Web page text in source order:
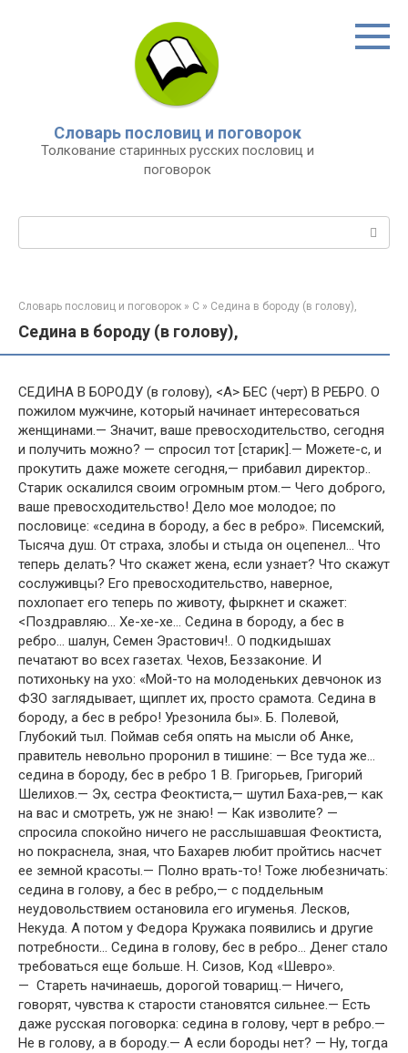
Словарь пословиц и поговорок
Толкование старинных русских пословиц и
поговорок
Словарь пословиц и поговорок » С » Седина в бороду (в голову),
Седина в бороду (в голову),
СЕДИНА В БОРОДУ (в голову), <А> БЕС (черт) В РЕБРО. О
пожилом мужчине, который начинает интересоваться
женщинами.— Значит, ваше превосходительство, сегодня
и получить можно? — спросил тот [старик].— Можете-с, и
прокутить даже можете сегодня,— прибавил директор..
Старик оскалился своим огромным ртом.— Чего доброго,
ваше превосходительство! Дело мое молодое; по
пословице: «седина в бороду, а бес в ребро». Писемский,
Тысяча душ. От страха, злобы и стыда он оцепенел… Что
теперь делать? Что скажет жена, если узнает? Что скажут
сослуживцы? Его превосходительство, наверное,
похлопает его теперь по животу, фыркнет и скажет:
<Поздравляю… Хе-хе-хе… Седина в бороду, а бес в
ребро… шалун, Семен Эрастович!.. О подкидышах
печатают во всех газетах. Чехов, Беззаконие. И
потихоньку на ухо: «Мой-то на молоденьких девчонок из
ФЗО заглядывает, щиплет их, просто срамота. Седина в
бороду, а бес в ребро! Урезонила бы». Б. Полевой,
Глубокий тыл. Поймав себя опять на мысли об Анке,
правитель невольно проронил в тишине: — Все туда же…
седина в бороду, бес в ребро 1 В. Григорьев, Григорий
Шелихов.— Эх, сестра Феоктиста,— шутил Баха-рев,— как
на вас и смотреть, уж не знаю! — Как изволите? —
спросила спокойно ничего не расслышавшая Феоктиста,
но покраснела, зная, что Бахарев любит пройтись насчет
ее земной красоты.— Полно врать-то! Тоже любезничать:
седина в голову, а бес в ребро,— с поддельным
неудовольствием остановила его игуменья. Лесков,
Некуда. А потом у Федора Кружака появились и другие
потребности… Седина в голову, бес в ребро… Денег стало
требоваться еще больше. Н. Сизов, Код «Шевро».
— Стареть начинаешь, дорогой товарищ.— Ничего,
говорят, чувства к старости становятся сильнее.— Есть
даже русская поговорка: седина в голову, черт в ребро.—
Не в голову, а в бороду.— А если бороды нет? — Ну, тогда